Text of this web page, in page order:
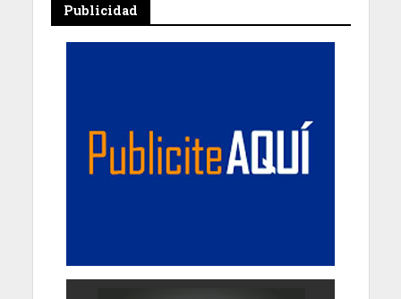
Publicidad